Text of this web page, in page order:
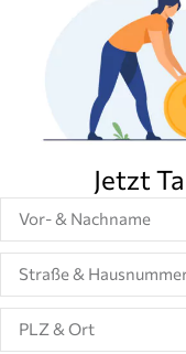
Jetzt